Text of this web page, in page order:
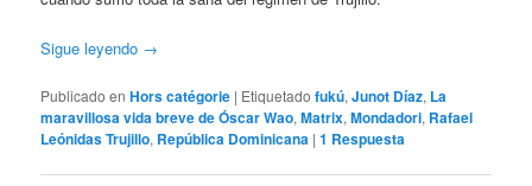
Sigue leyendo →
Publicado en Hors catégorie | Etiquetado fukú,Junot Díaz, La
maravillosa vida breve de Óscar Wao,Matrix,Mondadori, Rafael
Leónidas Trujillo, República Dominicana |1 Respuesta